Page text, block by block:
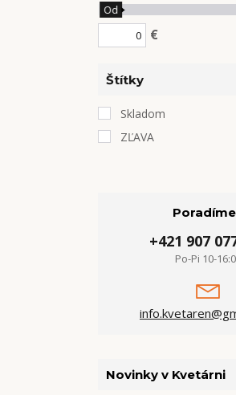
€
Od
Štítky
Skladom
ZĽAVA
+421 907
Po-Pi 10-
Novinky v Kvetárni